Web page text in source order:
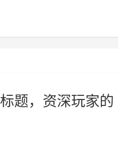
题，资深玩家的